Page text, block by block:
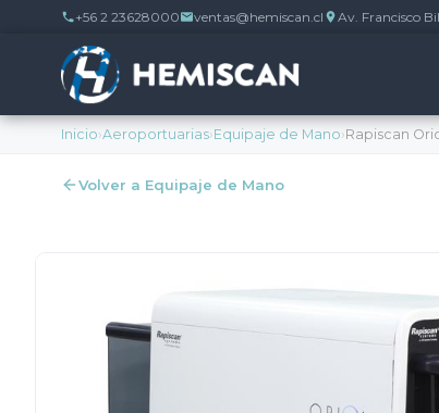
+56 2 23628000 ventas@hemiscan.cl Av. Francisco
Inicio›Aeroportuarias›Equipaje de Mano›Rapiscan
Volver a Equipaje de Mano